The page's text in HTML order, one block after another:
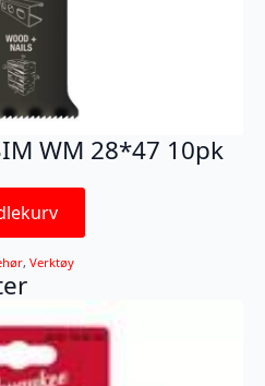
WM 28*47 10pk
, Verktøy